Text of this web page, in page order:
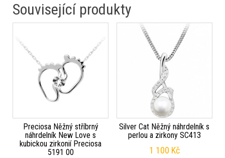
Související produkty
Preciosa Něžný stříbrný
náhrdelník New Love s
kubickou zirkonií Preciosa
5191 00
Silver Cat Něžný náhrdelník s
perlou a zirkony SC413
1 100 Kč